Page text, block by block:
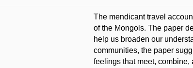
The mendicant travel
of the Mongols. The paper
help us broaden our
communities, the paper
feelings that meet,